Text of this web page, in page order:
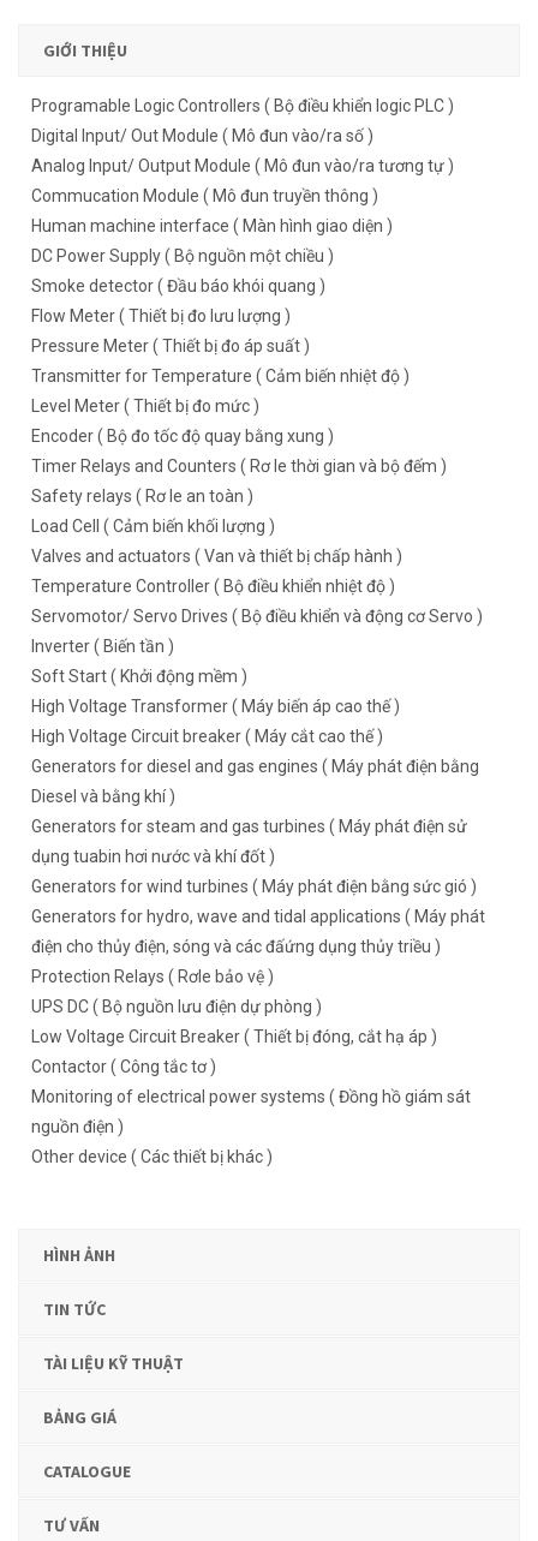
GIỚI THIỆU
Programable Logic Controllers ( Bộ điều khiển logic PLC )
Digital Input/ Out Module ( Mô đun vào/ra số )
Analog Input/ Output Module ( Mô đun vào/ra tương tự )
Commucation Module ( Mô đun truyền thông )
Human machine interface ( Màn hình giao diện )
DC Power Supply ( Bộ nguồn một chiều )
Smoke detector ( Đầu báo khói quang )
Flow Meter ( Thiết bị đo lưu lượng )
Pressure Meter ( Thiết bị đo áp suất )
Transmitter for Temperature ( Cảm biến nhiệt độ )
Level Meter ( Thiết bị đo mức )
Encoder ( Bộ đo tốc độ quay bằng xung )
Timer Relays and Counters ( Rơ le thời gian và bộ đếm )
Safety relays ( Rơ le an toàn )
Load Cell ( Cảm biến khối lượng )
Valves and actuators ( Van và thiết bị chấp hành )
Temperature Controller ( Bộ điều khiển nhiệt độ )
Servomotor/ Servo Drives ( Bộ điều khiển và động cơ Servo )
Inverter ( Biến tần )
Soft Start ( Khởi động mềm )
High Voltage Transformer ( Máy biến áp cao thế )
High Voltage Circuit breaker ( Máy cắt cao thế )
Generators for diesel and gas engines ( Máy phát điện bằng
Diesel và bằng khí )
Generators for steam and gas turbines ( Máy phát điện sử
dụng tuabin hơi nước và khí đốt )
Generators for wind turbines ( Máy phát điện bằng sức gió )
Generators for hydro, wave and tidal applications ( Máy phát
điện cho thủy điện, sóng và các đấứng dụng thủy triều )
Protection Relays ( Rơle bảo vệ )
UPS DC ( Bộ nguồn lưu điện dự phòng )
Low Voltage Circuit Breaker ( Thiết bị đóng, cắt hạ áp )
Contactor ( Công tắc tơ )
Monitoring of electrical power systems ( Đồng hồ giám sát
nguồn điện )
Other device ( Các thiết bị khác )
HÌNH ẢNH
TIN TỨC
TÀI LIỆU KỸ THUẬT
BẢNG GIÁ
CATALOGUE
TƯ VẤN